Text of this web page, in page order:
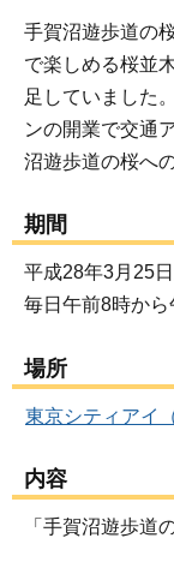
手賀沼遊歩道の
で楽しめる桜並
足していました
ンの開業で交通
沼遊歩道の桜へ
期間
平成28年3月25
毎日午前8時から
場所
東京シティアイ
内容
「手賀沼遊歩道